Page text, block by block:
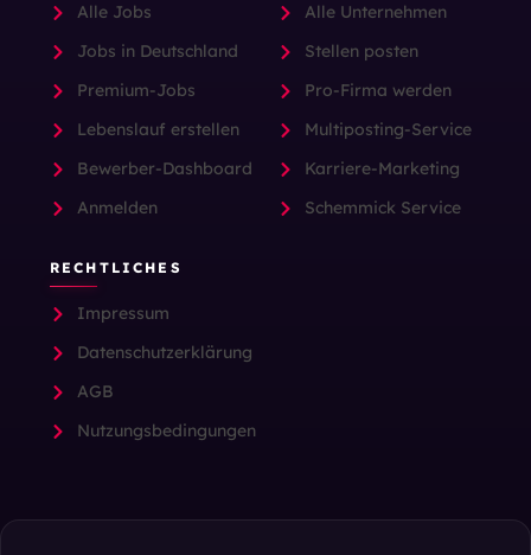
Alle Jobs
Jobs in Deutschland
Premium-Jobs
Lebenslauf erstellen
Bewerber-Dashboard
Anmelden
Alle Unternehmen
Stellen posten
Pro-Firma werden
Multiposting-Service
Karriere-Marketing
Schemmick Service
RECHTLICHES
Impressum
Datenschutzerklärung
AGB
Nutzungsbedingungen